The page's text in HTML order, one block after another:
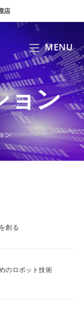
MENU
ョン
ン
創る
のロボット技術